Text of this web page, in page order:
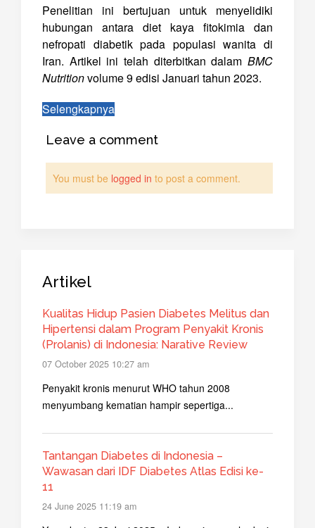
Penelitian ini bertujuan untuk menyelidiki
hubungan antara diet kaya fitokimia dan
nefropati diabetik pada populasi wanita di
Iran. Artikel ini telah diterbitkan dalam BMC
Nutritionvolume 9 edisi Januari tahun 2023.
Selengkapnya
Leave a comment
You must be logged in to post a comment.
Artikel
Kualitas Hidup Pasien Diabetes Melitus dan
Hipertensi dalam Program Penyakit Kronis
(Prolanis) di Indonesia: Narative Review
07 October 2025 10:27 am
Penyakit kronis menurut WHO tahun 2008
menyumbang kematian hampir sepertiga...
Tantangan Diabetes di Indonesia –
Wawasan dari IDF Diabetes Atlas Edisi ke-
11
24 June 2025 11:19 am